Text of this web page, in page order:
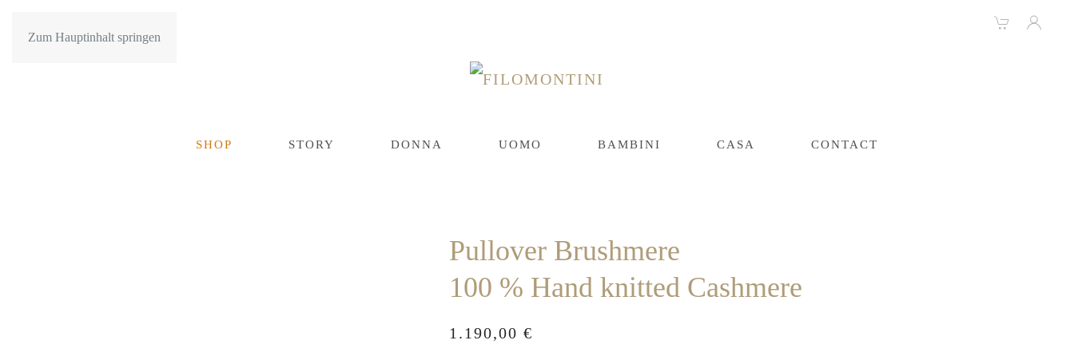
Zum Hauptinhalt springen
SHOP STORY DONNA UOMO BAMBINI CASA CONTACT
Pullover Brushmere
100 % Hand knitted Cashmere
1.190,00 €